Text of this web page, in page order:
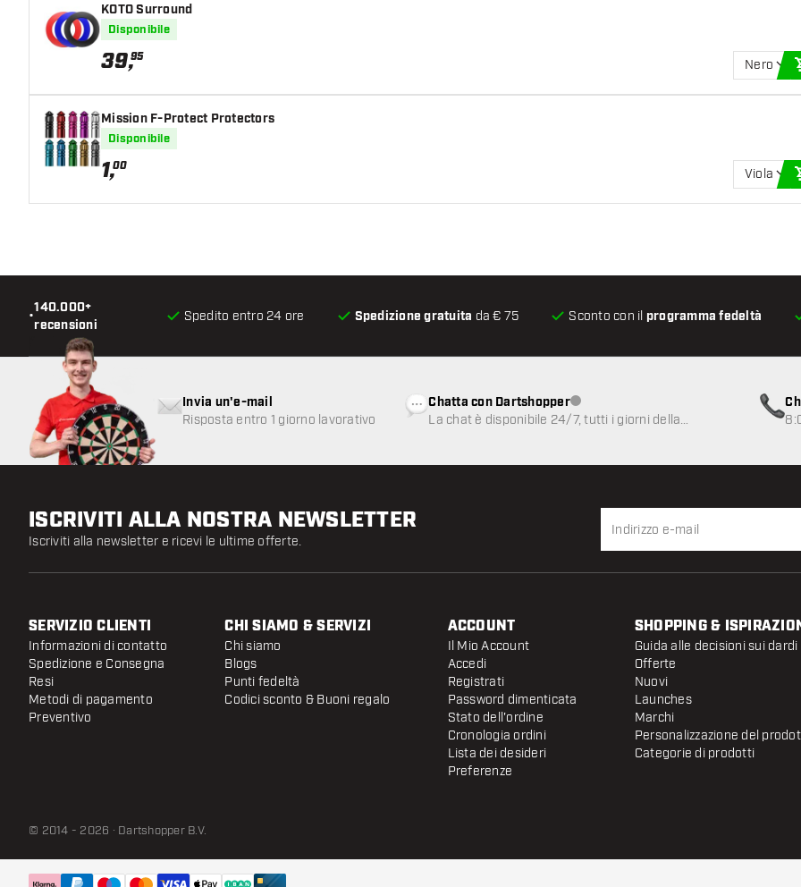
KOTO Surround
Disponibile
39,95
Nero
Mission F-Protect Protectors
Disponibile
1,00
Viola
•
140.000+
recensioni
Spedito entro 24 ore Spedizione gratuita da € 75 Sconto con il programma fedeltà
Invia un'e-mail
Risposta entro 1 giorno lavorativo
Chatta con DartshopperServizio clienti non disponibile
La chat è disponibile 24/7, tutti i giorni della
ISCRIVITI ALLA NOSTRA NEWSLETTER
Iscriviti alla newsletter e ricevi le ultime offerte.
SERVIZIO CLIENTI
Informazioni di contatto
Spedizione e Consegna
Resi
Metodi di pagamento
Preventivo
CHI SIAMO & SERVIZI
Chi siamo
Blogs
Punti fedeltà
Codici sconto & Buoni regalo
ACCOUNT
Il Mio Account
Accedi
Registrati
Password dimenticata
Stato dell'ordine
Cronologia ordini
Lista dei desideri
Preferenze
SHOPPING &
Guida alle decisioni sui dardi
Offerte
Nuovi
Launches
Marchi
Personalizzazione del
Categorie di prodotti
© 2014 - 2026 · Dartshopper B.V.